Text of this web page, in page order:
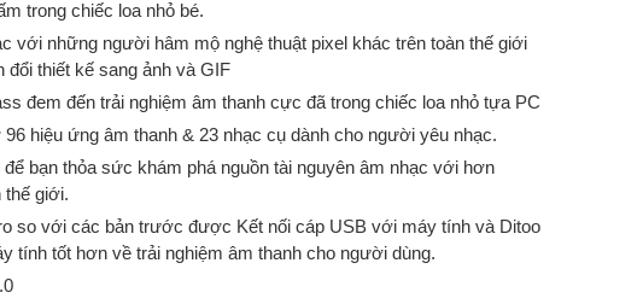
trong chiếc loa nhỏ bé.
với những người hâm mộ nghệ thuật pixel khác trên toàn thế giới
đổi thiết kế sang ảnh và GIF
đem đến trải nghiệm âm thanh cực đã trong chiếc loa nhỏ tựa PC
hiệu ứng âm thanh & 23 nhạc cụ dành cho người yêu nhạc.
bạn thỏa sức khám phá nguồn tài nguyên âm nhạc với hơn
thế giới.
so với các bản trước được Kết nối cáp USB với máy tính và Ditoo
tính tốt hơn về trải nghiệm âm thanh cho người dùng.